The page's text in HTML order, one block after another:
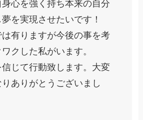
心を強く持ち本来の自分
を実現させたいです！
は有りますが今後の事を考
クした私がいます。
じて行動致します。大変
ありがとうございまし